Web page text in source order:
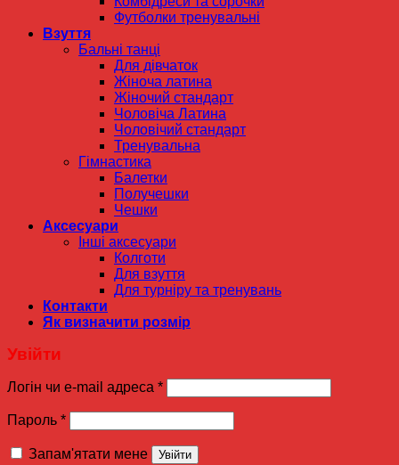
Футболки тренувальні
Взуття
Бальні танці
Для дівчаток
Жіноча латина
Жіночий стандарт
Чоловіча Латина
Чоловічий стандарт
Тренувальна
Гімнастика
Балетки
Получешки
Чешки
Аксесуари
Інші аксесуари
Колготи
Для взуття
Для турніру та тренувань
Контакти
Як визначити розмір
Увійти
Логін чи e-mail адреса *
Пароль *
Запам'ятати мене Увійти